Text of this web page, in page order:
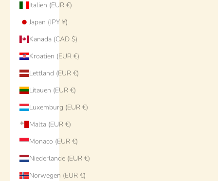
Italien (EUR €)
Japan (JPY ¥)
Kanada (CAD $)
Kroatien (EUR €)
Lettland (EUR €)
Litauen (EUR €)
Luxemburg (EUR €)
Malta (EUR €)
Monaco (EUR €)
Niederlande (EUR €)
Norwegen (EUR €)